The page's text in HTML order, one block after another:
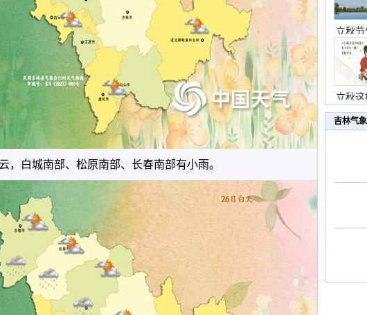
，白城南部、松原南部、长春南部有小雨。
立秋
立秋这
吉林气